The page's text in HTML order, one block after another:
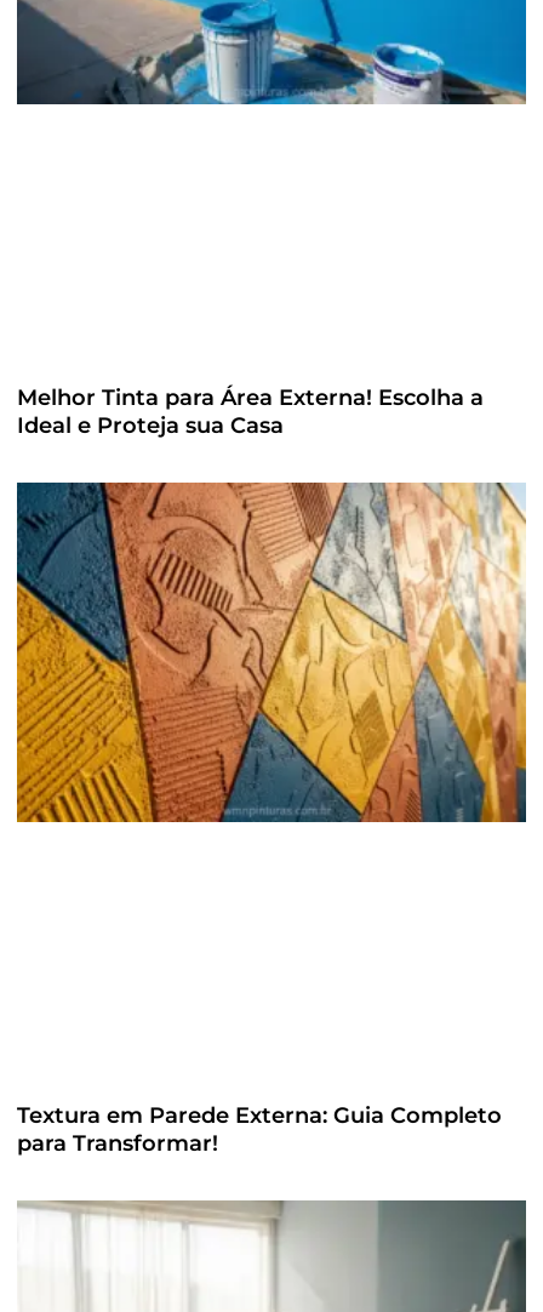
Melhor Tinta para Área Externa! Escolha a
Ideal e Proteja sua Casa
Textura em Parede Externa: Guia Completo
para Transformar!